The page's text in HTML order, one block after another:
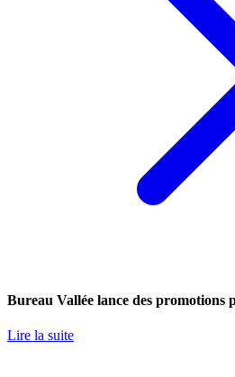
Bureau Vallée lance des promotions
Lire la suite